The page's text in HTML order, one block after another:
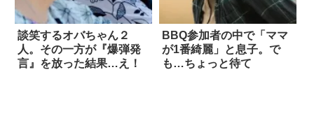
談笑するオバちゃん２
人。その一方が『爆弾発
言』を放った結果…え！
BBQ参加者の中で「ママ
が1番綺麗」と息子。で
も…ちょっと待て